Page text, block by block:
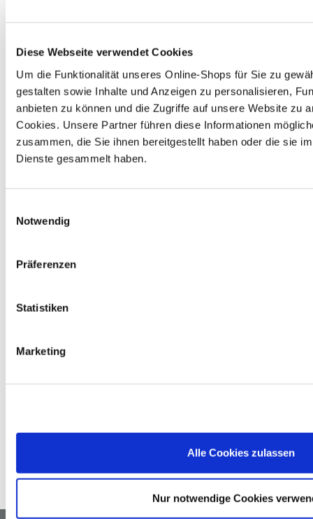
Diese Webseite verwendet Cookies
Um die Funktionalität unseres Online-Shops für Sie zu
gestalten sowie Inhalte und Anzeigen zu personalisieren,
anbieten zu können und die Zugriffe auf unsere Website zu
Cookies. Unsere Partner führen diese Informationen
zusammen, die Sie ihnen bereitgestellt haben oder die sie
Dienste gesammelt haben.
Notwendig
Präferenzen
Statistiken
Marketing
Alle Cookies zulassen
Nur notwendige Cookies
Eingangsbereich über eine Entsorgungsstation. In dieser
und PU-Schaumdosen kostenlos zurückgeben. Wir
sorgen für das ordnungsgemäße Recycling bzw. die
entsprechende Entsorgung.
Autobatterie
zurück. Solltest du keine neue benötigen, erhältst du 7,50
Batterien zurück.
Elektro-Altgeräte
Bohrmaschinen, Elektrosägen oder Toaster, die kleiner als
dieses in einem handelsüblichen Gebinde von maximal 5
das ordnungsgemäße Recycling bzw. die entsprechende